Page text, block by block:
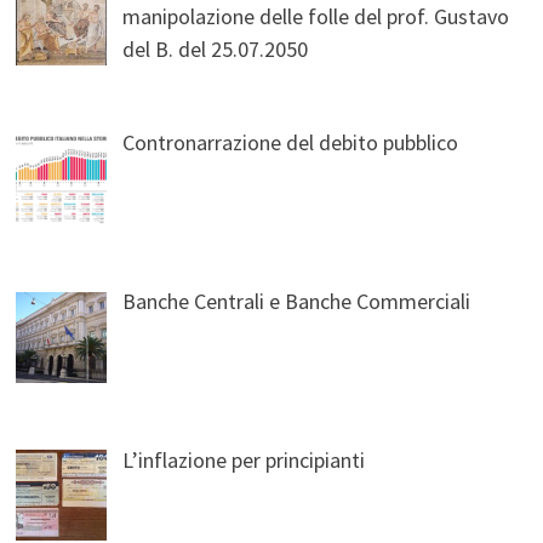
manipolazione delle folle del prof. Gustavo
del B. del 25.07.2050
Contronarrazione del debito pubblico
Banche Centrali e Banche Commerciali
L’inflazione per principianti